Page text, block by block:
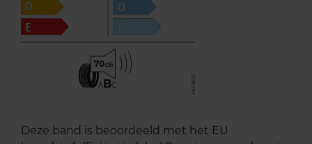
70
ABC
Deze band is beoordeeld met het EU